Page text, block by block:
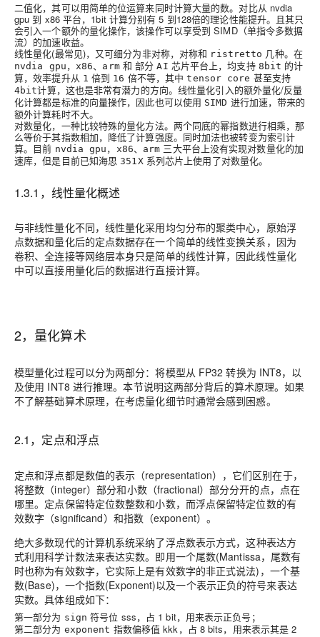
二值化，其可以用简单的位运算来同时计算大量的数。对比从 nvdia
gpu 到 x86 平台，1bit 计算分别有 5 到128倍的理论性能提升。且其只
会引入一个额外的量化操作，该操作可以享受到 SIMD（单指令多数据
流）的加速收益。
线性量化(最常见)，又可细分为非对称，对称和 ristretto 几种。在
nvdia gpu ，x86、 arm和 部分AI 芯片平台上，均支持 8bit 的计
算，效率提升从 1 倍到 16 倍不等，其中tensor core 甚至支持
4bit计算，这也是非常有潜力的方向。线性量化引入的额外量化/反量
化计算都是标准的向量操作，因此也可以使用 SIMD 进行加速，带来的
额外计算耗时不大。
对数量化，一种比较特殊的量化方法。两个同底的幂指数进行相乘，那
么等价于其指数相加，降低了计算强度。同时加法也被转变为索引计
算。目前 nvdia gpu ， x86、 arm 三大平台上没有实现对数量化的加
速库，但是目前已知海思351X系列芯片上使用了对数量化。
1.3.1，线性量化概述
与非线性量化不同，线性量化采用均匀分布的聚类中心，原始浮
点数据和量化后的定点数据存在一个简单的线性变换关系，因为
卷积、全连接等网络层本身只是简单的线性计算，因此线性量化
中可以直接用量化后的数据进行直接计算。
2，量化算术
模型量化过程可以分为两部分：将模型从 FP32 转换为 INT8，以
及使用 INT8 进行推理。本节说明这两部分背后的算术原理。如果
不了解基础算术原理，在考虑量化细节时通常会感到困惑。
2.1，定点和浮点
定点和浮点都是数值的表示 （representation），它们区别在于，
将整数（integer）部分和小数（fractional）部分分开的点，点在
哪里。 定点保留特定位数整数和小数，而浮点保留特定位数的有
效数字（significand）和指数（exponent）。
绝大多数现代的计算机系统采纳了浮点数表示方式，这种表达方
式利用科学计数法来表达实数。即用一个尾数(Mantissa，尾数有
时也称为有效数字，它实际上是有效数字的非正式说法)，一个基
数(Base)，一个指数(Exponent)以及一个表示正负的符号来表达
实数。具体组成如下：
第一部分为 sign 符号位 sss，占 1 bit，用来表示正负号；
第二部分为 exponent 指数偏移值kkk，占 8 bits，用来表示其是 2